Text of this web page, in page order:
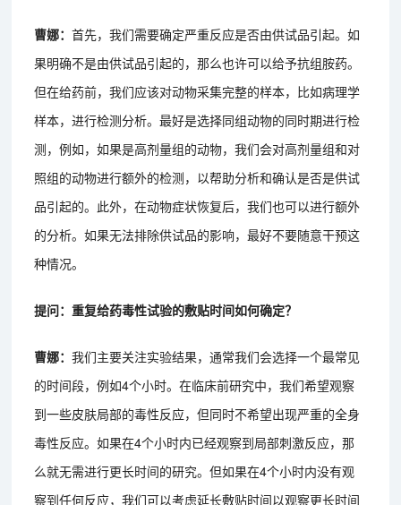
曹娜：首先，我们需要确定严重反应是否由供试品引起。如
果明确不是由供试品引起的，那么也许可以给予抗组胺药。
但在给药前，我们应该对动物采集完整的样本，比如病理学
样本，进行检测分析。最好是选择同组动物的同时期进行检
测，例如，如果是高剂量组的动物，我们会对高剂量组和对
照组的动物进行额外的检测，以帮助分析和确认是否是供试
品引起的。此外，在动物症状恢复后，我们也可以进行额外
的分析。如果无法排除供试品的影响，最好不要随意干预这
种情况。
提问：重复给药毒性试验的敷贴时间如何确定？
曹娜：我们主要关注实验结果，通常我们会选择一个最常见
的时间段，例如4个小时。在临床前研究中，我们希望观察
到一些皮肤局部的毒性反应，但同时不希望出现严重的全身
毒性反应。如果在4个小时内已经观察到局部刺激反应，那
么就无需进行更长时间的研究。但如果在4个小时内没有观
察到任何反应，我们可以考虑延长敷贴时间以观察更长时间